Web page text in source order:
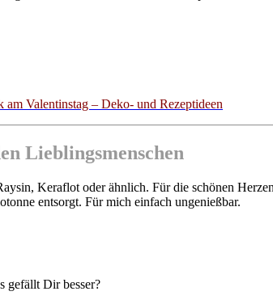
am Valentinstag – Deko- und Rezeptideen
Lieblingsmenschen
Keraflot oder ähnlich. Für die schönen
entsorgt. Für mich einfach ungenießbar.
gefällt Dir besser?